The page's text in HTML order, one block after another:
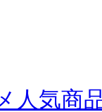
気商